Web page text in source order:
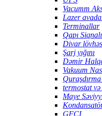
Vacumm
Lazer
Terminallar
Qapı Siqnalı
Divar
Şarj yığını
Dəmir
Vakuum
termostat
Maye
GFCI